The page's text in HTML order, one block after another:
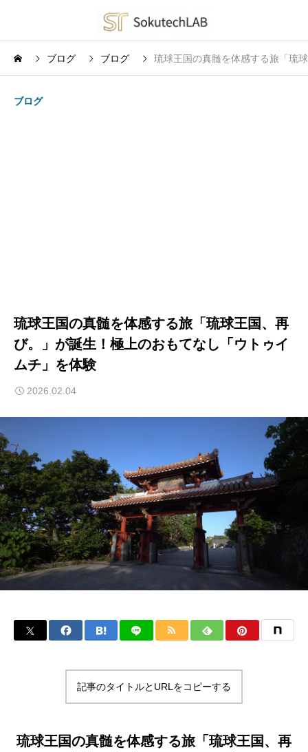
ブログ ブログ 琉球王国の真髄を体感する旅「琉
ブログ
琉球王国の真髄を体感する旅「琉球王国、再
び。」が誕生！極上のおもてなし「ウトゥイ
ムチ」を体験
2026.02.04
記事のタイトルとURLをコピーする
琉球王国の真髄を体感する旅「琉球王国、再